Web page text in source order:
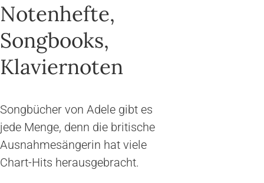
Notenhefte,
Songbooks,
Klaviernoten
Songbücher von Adele gibt es
jede Menge, denn die britische
Ausnahmesängerin hat viele
Chart-Hits herausgebracht.